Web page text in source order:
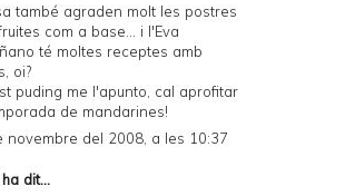
també agraden molt les postres
com a base... i l'Eva
té moltes receptes amb
oi?
puding me l'apunto, cal aprofitar
de mandarines!
novembre del 2008, a les 10:37
ha dit...